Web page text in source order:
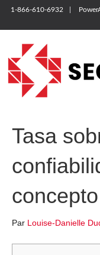
1-866-610-6932
Tasa
concepto
Par Louise-Danielle